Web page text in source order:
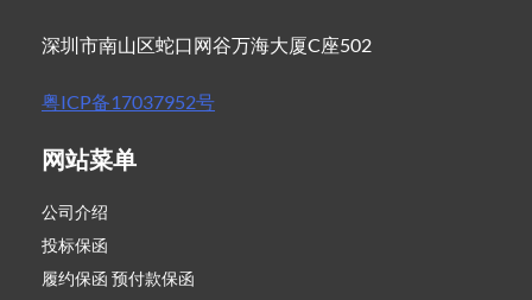
深圳市南山区蛇口网谷万海大厦C座502
粤ICP备17037952号
网站菜单
公司介绍
投标保函
履约保函 预付款保函